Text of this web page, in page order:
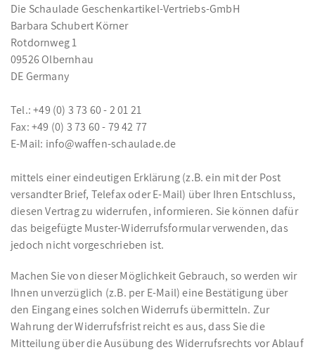
Die Schaulade Geschenkartikel-Vertriebs-GmbH
Barbara Schubert Körner
Rotdornweg 1
09526 Olbernhau
DE Germany
Tel.: +49 (0) 3 73 60 - 2 01 21
Fax: +49 (0) 3 73 60 - 79 42 77
E-Mail: info@waffen-schaulade.de
mittels einer eindeutigen Erklärung (z.B. ein mit der Post
versandter Brief, Telefax oder E-Mail) über Ihren Entschluss,
diesen Vertrag zu widerrufen, informieren. Sie können dafür
das beigefügte Muster-Widerrufsformular verwenden, das
jedoch nicht vorgeschrieben ist.
Machen Sie von dieser Möglichkeit Gebrauch, so werden wir
Ihnen unverzüglich (z.B. per E-Mail) eine Bestätigung über
den Eingang eines solchen Widerrufs übermitteln. Zur
Wahrung der Widerrufsfrist reicht es aus, dass Sie die
Mitteilung über die Ausübung des Widerrufsrechts vor Ablauf